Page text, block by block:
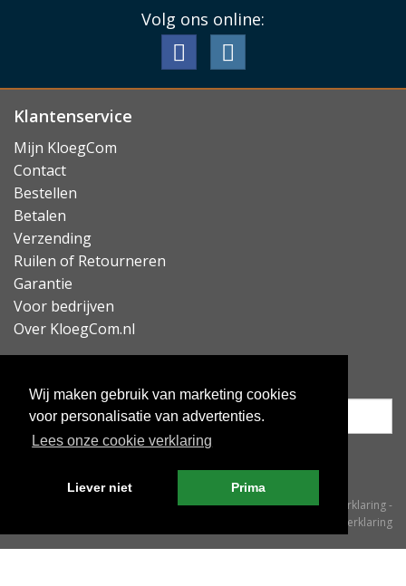
Wij maken gebruik van marketing cookies
voor personalisatie van advertenties.
Lees onze cookie verklaring
Liever niet Prima
Volg ons online:
Klantenservice
Mijn KloegCom
Contact
Bestellen
Betalen
Verzending
Ruilen of Retourneren
Garantie
Voor bedrijven
Over KloegCom.nl
Algemene voorwaarden-Cookieverklaring-
Privacyverklaring